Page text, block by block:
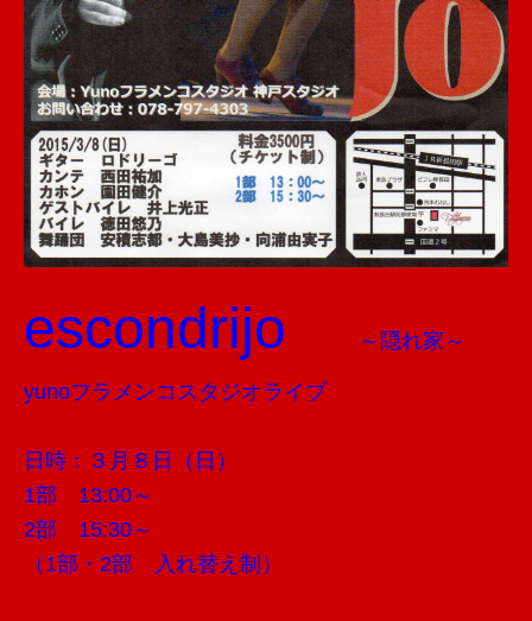
escondrijo ～隠れ家～
yunoフラメンコスタジオライブ
日時：３月８日（日）
1部 13:00～
2部 15:30～
（1部・2部 入れ替え制）